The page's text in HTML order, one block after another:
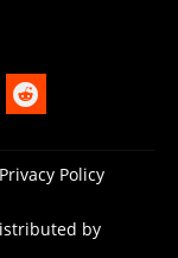
Privacy Policy
by